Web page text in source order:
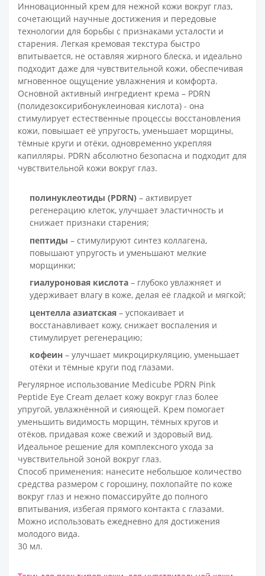
Инновационный крем для нежной кожи вокруг глаз,
сочетающий научные достижения и передовые
технологии для борьбы с признаками усталости и
старения. Легкая кремовая текстура быстро
впитывается, не оставляя жирного блеска, и идеально
подходит даже для чувствительной кожи, обеспечивая
мгновенное ощущение увлажнения и комфорта.
Основной активный ингредиент крема – PDRN
(полидезоксирибонуклеиновая кислота) - она
стимулирует естественные процессы восстановления
кожи, повышает её упругость, уменьшает морщины,
тёмные круги и отёки, одновременно укрепляя
капилляры. PDRN абсолютно безопасна и подходит для
чувствительной кожи вокруг глаз.
полинуклеотиды (PDRN) – активирует
регенерацию клеток, улучшает эластичность и
снижает признаки старения;
пептиды – стимулируют синтез коллагена,
повышают упругость и уменьшают мелкие
морщинки;
гиалуроновая кислота – глубоко увлажняет и
удерживает влагу в коже, делая её гладкой и мягкой;
центелла азиатская – успокаивает и
восстанавливает кожу, снижает воспаления и
стимулирует регенерацию;
кофеин – улучшает микроциркуляцию, уменьшает
отёки и тёмные круги под глазами.
Регулярное использование Medicube PDRN Pink
Peptide Eye Cream делает кожу вокруг глаз более
упругой, увлажнённой и сияющей. Крем помогает
уменьшить видимость морщин, тёмных кругов и
отёков, придавая коже свежий и здоровый вид.
Идеальное решение для комплексного ухода за
чувствительной зоной вокруг глаз.
Способ применения: нанесите небольшое количество
средства размером с горошину, похлопайте по коже
вокруг глаз и нежно помассируйте до полного
впитывания, избегая прямого контакта с глазами.
Можно использовать ежедневно для достижения
молодого вида.
30 мл.